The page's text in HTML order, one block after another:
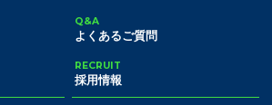
Q&A
よくあるご質問
RECRUIT
採用情報